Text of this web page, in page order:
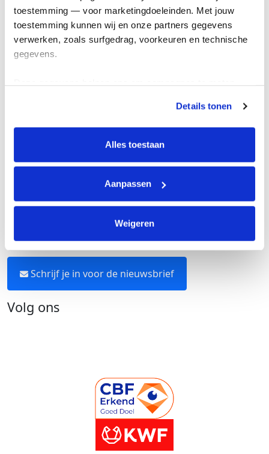
toestemming — voor marketingdoeleinden. Met jouw
toestemming kunnen wij en onze partners gegevens
verwerken, zoals surfgedrag, voorkeuren en technische
gegevens.
tonen. Je kunt je toestemming op elk moment wijzigen of
intrekken via Cookie instellingen onderaan de pagina. De
lijst met cookies is te vinden in het tabblad “details”.
Details tonen
Alles toestaan
Aanpassen
Weigeren
Actiematerialen
Evenementen
Kom in actie
Cookie instellingen
Algemene voorwaarden
Over KWF Kankerbestrijding
Neem contact op
Blijf op de hoogte
Schrijf je in voor de nieuwsbrief
Volg ons